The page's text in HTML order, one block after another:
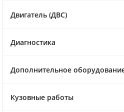
Двигатель (ДВС)
Диагностика
Дополнительное
Кузовные работы